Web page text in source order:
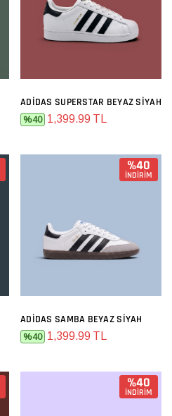
ADIDAS SUPERSTAR BEYAZ SIYAH
%40 1,399.99 TL
%40
İNDİRİM
ADIDAS SAMBA BEYAZ SIYAH
%40 1,399.99 TL
%40
İNDİRİM